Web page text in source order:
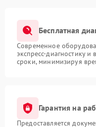
Бесплатная
Современное
экспресс-диагностику
сроки, минимизируя
Гарантия на
Предоставляется